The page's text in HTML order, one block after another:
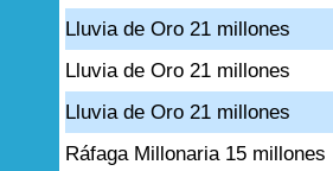
Lluvia de Oro 21 millones
Lluvia de Oro 21 millones
Lluvia de Oro 21 millones
Ráfaga Millonaria 15 millones